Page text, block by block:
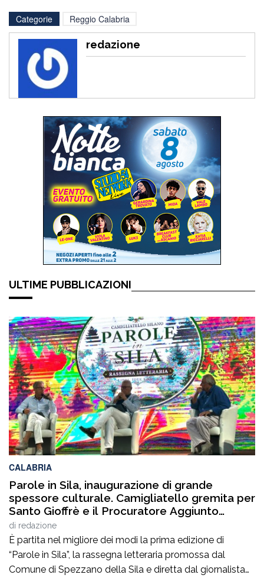
Categorie Reggio Calabria
redazione
ULTIME PUBBLICAZIONI
CALABRIA
Parole in Sila, inaugurazione di grande
spessore culturale. Camigliatello gremita per
Santo Gioffrè e il Procuratore Aggiunto
Stefano Musolino
di redazione
È partita nel migliore dei modi la prima edizione di
“Parole in Sila”, la rassegna letteraria promossa dal
Comune di Spezzano della Sila e diretta dal giornalista